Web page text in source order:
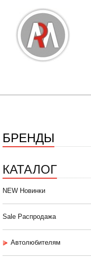
БРЕНДЫ
КАТАЛОГ
NEW Новинки
Sale Распродажа
Автолюбителям